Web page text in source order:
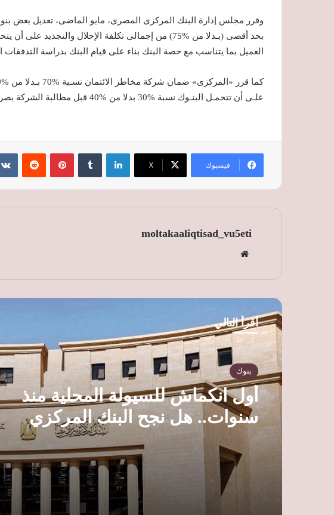
بحد أقصى (بـدلا من %75) من إجمالى تكلفة الإحلال
العميل بما يتناسب مع حصة البنك بناء على قيام البنك بدراسة التدفقات
علـى أن تتحمـل البنـوك نسبة %30 بدلا من %40 قبل مطالبة الشركة بصرف الضمانة.
فيسبوك ‫X
لينكدإن بينتيريست
moltakaaliqtisad_vu5eti
الوي
ب
أقرأ التالي
بنوك
أول انكماش للسيولة المحلية منذ
سنوات.. هل نجح البنك المركزي
في احتواء ضغوط التضخم؟